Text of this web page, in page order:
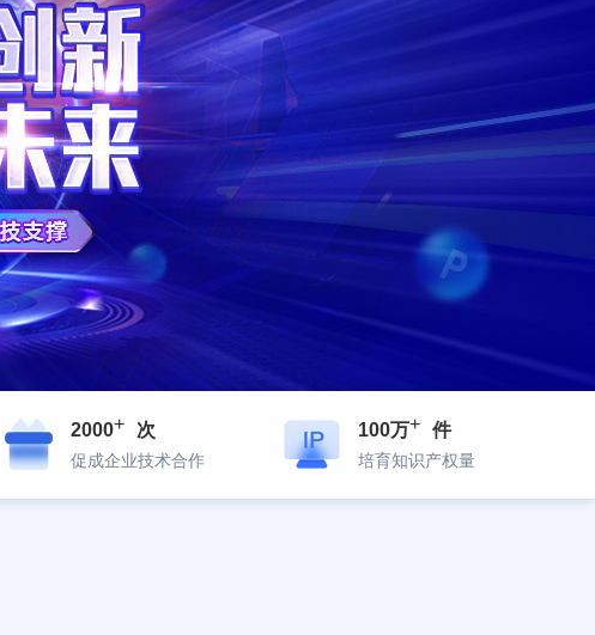
2000+ 次
促成企业技术合作
100万+ 件
培育知识产权量